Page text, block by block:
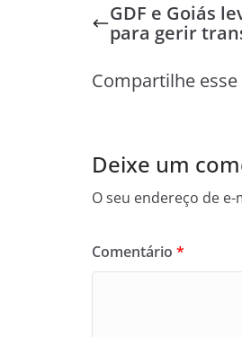
GDF e Goiás
para gerir
Compartilhe
Deixe um
O seu endereço de
Comentário *